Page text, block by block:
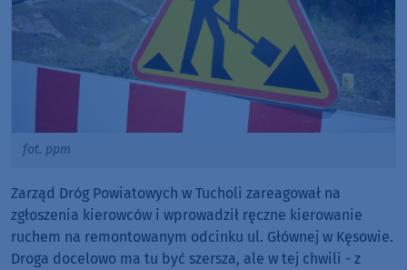
fot. ppm
Zarząd Dróg Powiatowych w Tucholi zareagował na
zgłoszenia kierowców i wprowadził ręczne kierowanie
ruchem na remontowanym odcinku ul. Głównej w Kęsowie.
Droga docelowo ma tu być szersza, ale w tej chwili - z